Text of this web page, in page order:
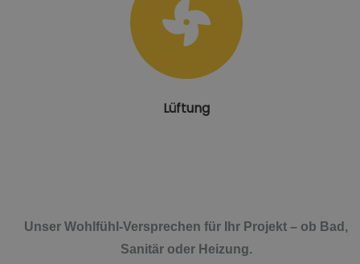
Lüftung
Unser Wohlfühl-Versprechen für Ihr Projekt ­­­­– ob Bad,
Sanitäroder Heizung.